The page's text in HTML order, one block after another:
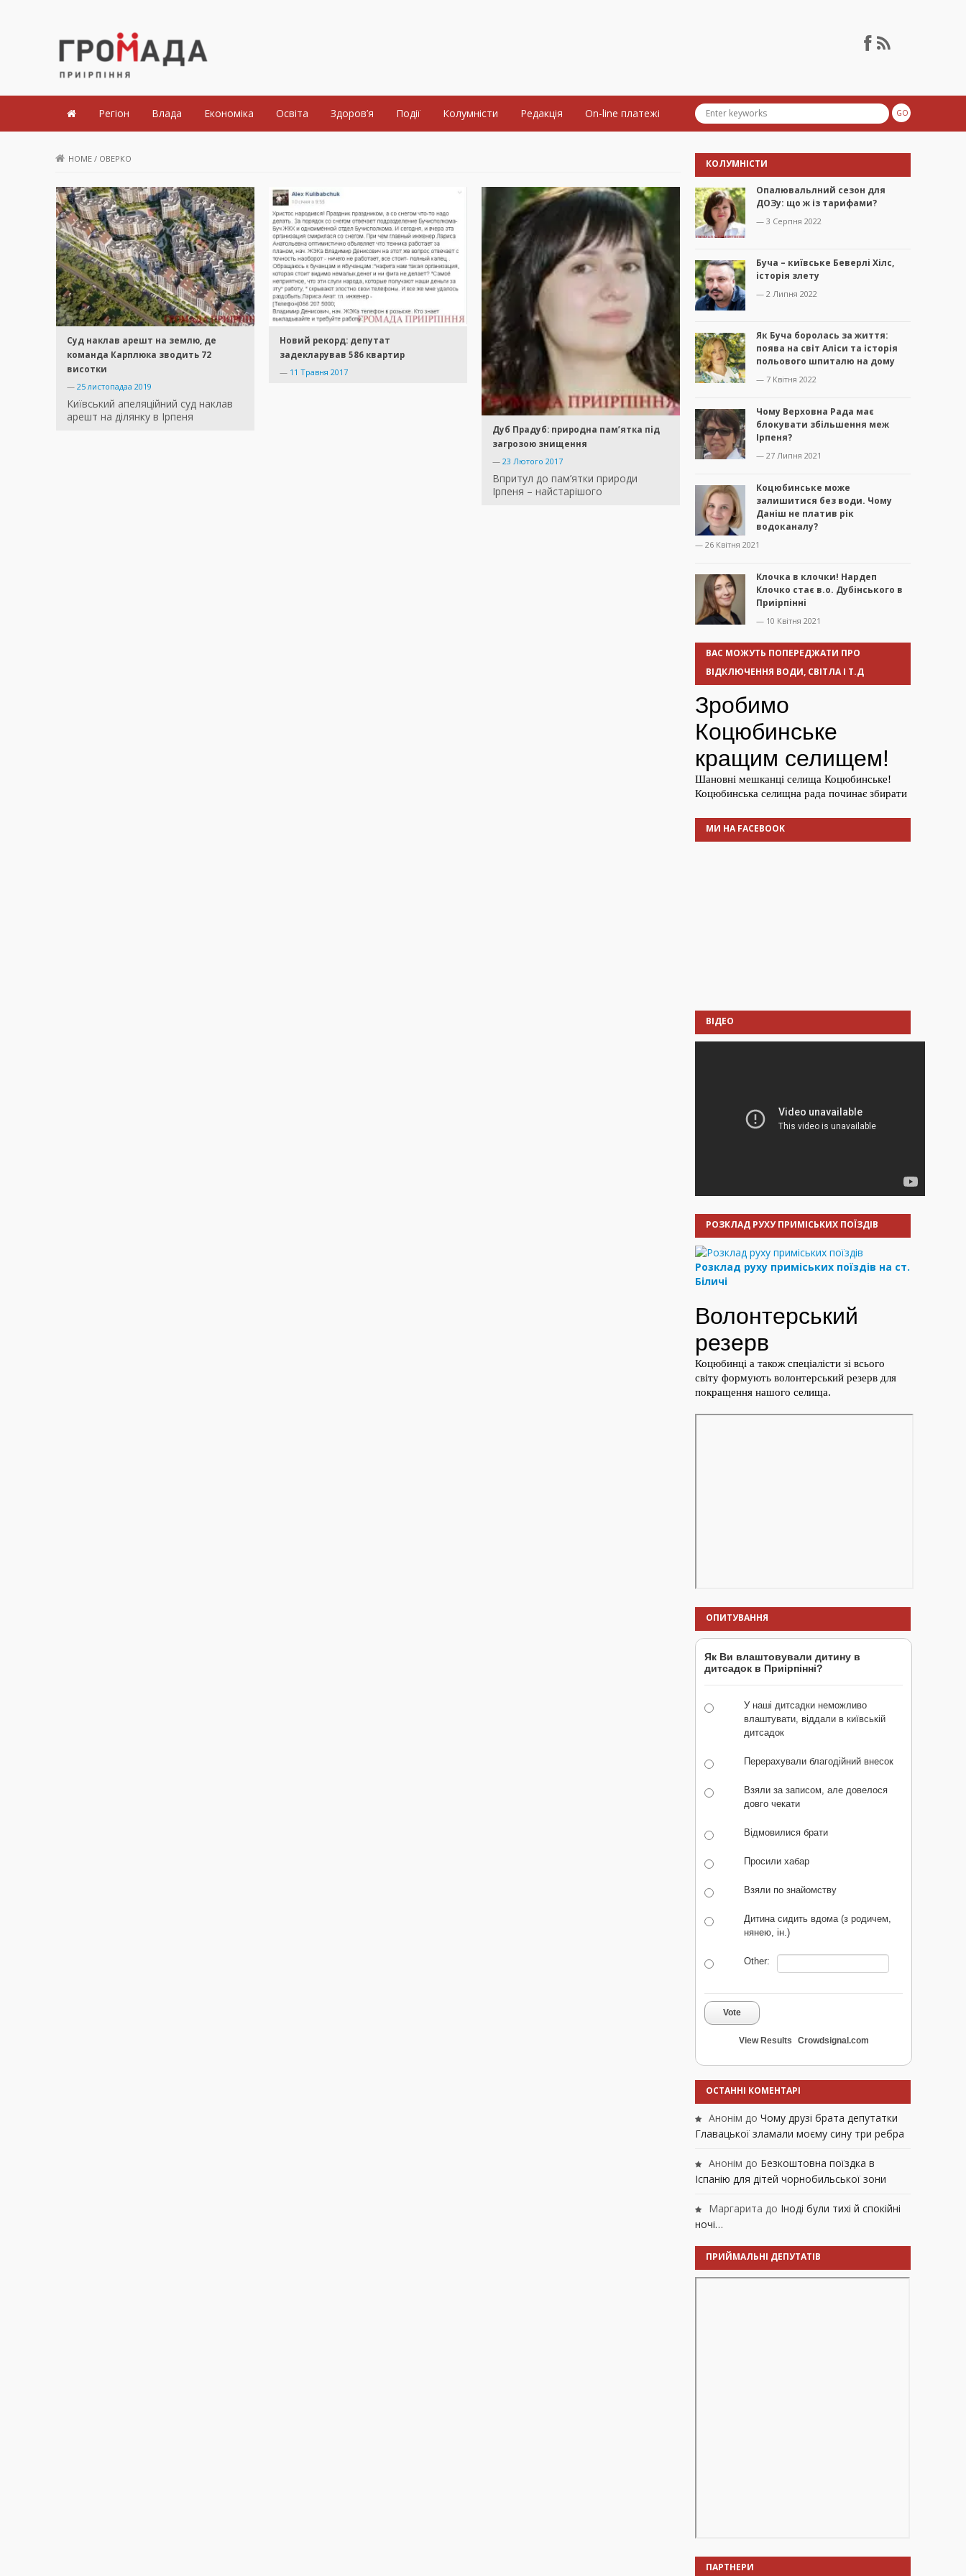
Громада Приірпіння
Регіон Влада Економіка Освіта Здоров’я Події Колумністи Редакція On-line платежі
HOME / ОВЕРКО
Суд наклав арешт на землю, де
команда Карплюка зводить 72
висотки
— 25 листопадаа 2019
Київський апеляційний суд наклав
арешт на ділянку в Ірпеня
Новий рекорд: депутат
задекларував 586 квартир
— 11 Травня 2017
Дуб Прадуб: природна пам’ятка під
загрозою знищення
— 23 Лютого 2017
Впритул до пам’ятки природи
Ірпеня – найстарішого
КОЛУМНІСТИ
Опалювальлний сезон для
ДОЗу: що ж із тарифами?
— 3 Серпня 2022
Буча – київське Беверлі Хілс,
історія злету
— 2 Липня 2022
Як Буча боролась за життя:
поява на світ Аліси та історія
польового шпиталю на дому
— 7 Квітня 2022
Чому Верховна Рада має
блокувати збільшення меж
Ірпеня?
— 27 Липня 2021
Коцюбинське може
залишитися без води. Чому
Даніш не платив рік
водоканалу?
— 26 Квітня 2021
Клочка в клочки! Нардеп
Клочко стає в.о. Дубінського в
Приірпінні
— 10 Квітня 2021
ВАС МОЖУТЬ ПОПЕРЕДЖАТИ ПРО
ВІДКЛЮЧЕННЯ ВОДИ, СВІТЛА І Т.Д
МИ НА FACEBOOK
ВІДЕО
РОЗКЛАД РУХУ ПРИМІСЬКИХ ПОЇЗДІВ
Розклад руху приміських поїздів на ст.
Біличі
ОПИТУВАННЯ
Як Ви влаштовували дитину в
дитсадок в Приірпінні?
У наші дитсадки неможливо
влаштувати, віддали в київській
дитсадок
Перерахували благодійний внесок
Взяли за записом, але довелося
довго чекати
Відмовилися брати
Просили хабар
Взяли по знайомству
Дитина сидить вдома (з родичем,
нянею, ін.)
Other:
Vote
View Results Crowdsignal.com
ОСТАННІ КОМЕНТАРІ
Анонім до Чому друзі брата депутатки
Главацької зламали моєму сину три ребра
Анонім до Безкоштовна поїздка в
Іспанію для дітей чорнобильської зони
Маргарита до Іноді були тихі й спокійні
ночі…
ПРИЙМАЛЬНІ ДЕПУТАТІВ
ПАРТНЕРИ